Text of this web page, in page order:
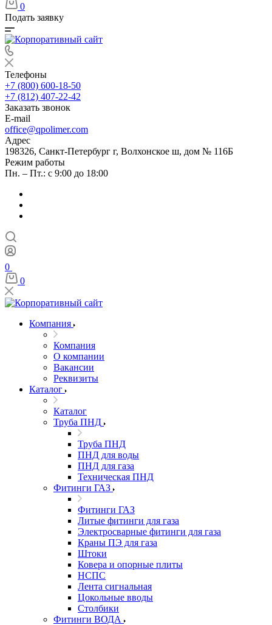
0
Подать заявку
Телефоны
+7 (800) 600-18-50
+7 (812) 407-22-42
Заказать звонок
E-mail
office@qpolimer.com
Адрес
198326, Санкт-Петербург г, Волхонское ш, дом № 116Б
Режим работы
Пн. – Пт.: с 9:00 до 18:00
0
0
Компания
Компания
О компании
Вакансии
Реквизиты
Каталог
Каталог
Труба ПНД
Труба ПНД
ПНД для воды
ПНД для газа
Техническая ПНД
Фитинги ГАЗ
Фитинги ГАЗ
Литые фитинги для газа
Электросварные фитинги для газа
Краны ПЭ для газа
Штоки
Ковера и опорные плиты
НСПС
Лента сигнальная
Цокольные вводы
Столбики
Фитинги ВОДА